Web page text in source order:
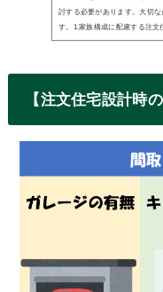
討する必要があります。大切
す。1.家族構成に配慮する注
切です。小さ...
【注文住宅設計時